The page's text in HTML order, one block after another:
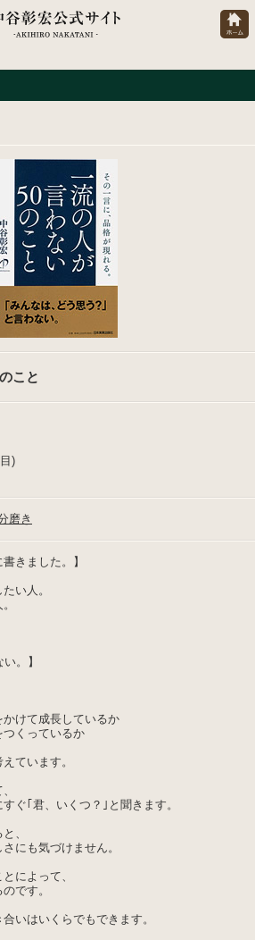
こと
)
磨き
きました。】
い人。
。】
かけて成長しているか
つくっているか
ています。
ぐ｢君、いくつ？｣と聞きます。
、
にも気づけません。
によって、
です。
いはいくらでもできます。